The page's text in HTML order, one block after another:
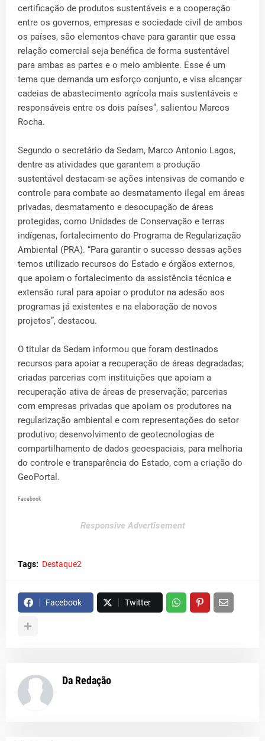
certificação de produtos sustentáveis e a cooperação
entre os governos, empresas e sociedade civil de ambos
os países, são elementos-chave para garantir que essa
relação comercial seja benéfica de forma sustentável
para ambas as partes e o meio ambiente. Esse é um
tema que demanda um esforço conjunto, e visa alcançar
cadeias de abastecimento agrícola mais sustentáveis e
responsáveis entre os dois países”, salientou Marcos
Rocha.
Segundo o secretário da Sedam, Marco Antonio Lagos,
dentre as atividades que garantem a produção
sustentável destacam-se ações intensivas de comando e
controle para combate ao desmatamento ilegal em áreas
privadas, desmatamento e desocupação de áreas
protegidas, como Unidades de Conservação e terras
indígenas, fortalecimento do Programa de Regularização
Ambiental (PRA). “Para garantir o sucesso dessas ações
temos utilizado recursos do Estado e órgãos externos,
que apoiam o fortalecimento da assistência técnica e
extensão rural para apoiar o produtor na adesão aos
programas já existentes e na elaboração de novos
projetos”, destacou.
O titular da Sedam informou que foram destinados
recursos para apoiar a recuperação de áreas degradadas;
criadas parcerias com instituições que apoiam a
recuperação ativa de áreas de preservação; parcerias
com empresas privadas que apoiam os produtores na
regularização ambiental e com representações do setor
produtivo; desenvolvimento de geotecnologias de
compartilhamento de dados geoespaciais, para melhoria
do controle e transparência do Estado, com a criação do
GeoPortal.
Facebook
Responsive Advertisement
Tags: Destaque2
Facebook Twitter
Da Redação